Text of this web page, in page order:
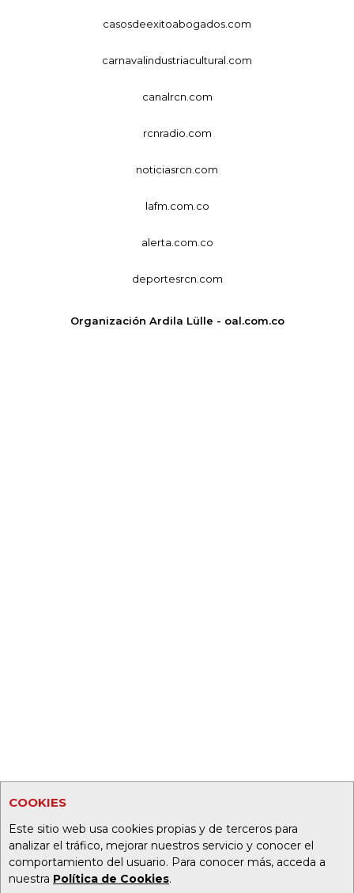
COOKIES
Este sitio web usa cookies propias y de terceros para
analizar el tráfico, mejorar nuestros servicio y conocer el
comportamiento del usuario. Para conocer más, acceda a
nuestra Política de Cookies.
casosdeexitoabogados.com
carnavalindustriacultural.com
canalrcn.com
rcnradio.com
noticiasrcn.com
lafm.com.co
alerta.com.co
deportesrcn.com
Organización Ardila Lülle - oal.com.co